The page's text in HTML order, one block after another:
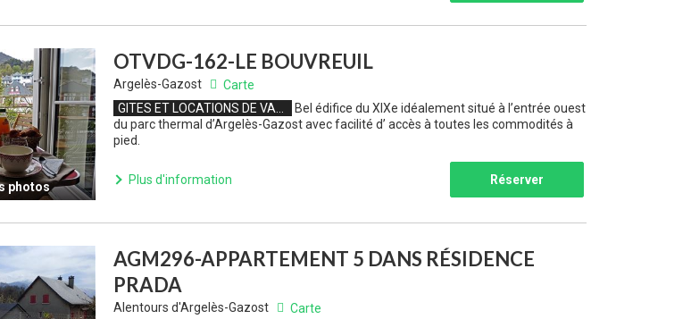
OTVDG-162-LE BOUVREUIL
Argelès-Gazost
Carte
Bel édifice du XIXe idéalement situé à l’entrée ouest
du parc thermal d’Argelès-Gazost avec facilité d’ accès à toutes les commodités à
pied.
Plus d'information Réserver
photos
AGM296-APPARTEMENT 5 DANS RÉSIDENCE
PRADA
Alentours d'Argelès-Gazost
Carte